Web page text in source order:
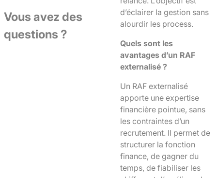
Vous avez des
questions ?
d’éclairer la gestion sans
alourdir les process.
Quels sont les
avantages d’un RAF
externalisé ?
Un RAF externalisé
apporte une expertise
financière pointue, sans
les contraintes d’un
recrutement. Il permet de
structurer la fonction
finance, de gagner du
temps, de fiabiliser les